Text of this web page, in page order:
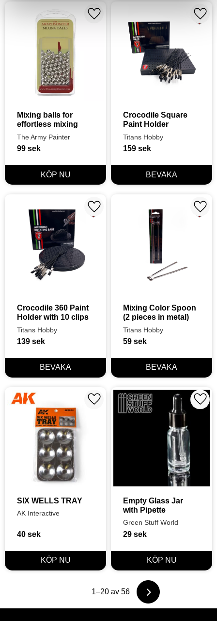
Mixing balls for
effortless mixing
The Army Painter
99 sek
Lägg till i favoriter
Crocodile Square
Paint Holder
Titans Hobby
159 sek
Crocodile 360 Paint
Holder with 10 clips
Titans Hobby
139 sek
Lägg till i favoriter
Mixing Color Spoon
(2 pieces in metal)
Titans Hobby
59 sek
SIX WELLS TRAY
AK Interactive
40 sek
Lägg till i favoriter
Empty Glass Jar
with Pipette
Green Stuff World
29 sek
1–20av 56